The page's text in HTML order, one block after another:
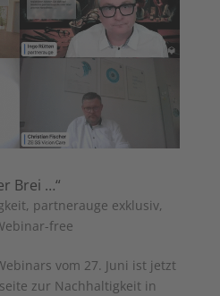
Brei …“
, partnerauge exklusiv,
free
vom 27. Juni ist jetzt
zur Nachhaltigkeit in